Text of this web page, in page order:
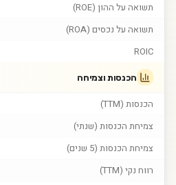
תשואה על ההון (ROE)
תשואה על נכסים (ROA)
ROIC
הכנסות וצמיחה
הכנסות (TTM)
צמיחת הכנסות (שנתי)
צמיחת הכנסות (5 שנים)
רווח נקי (TTM)